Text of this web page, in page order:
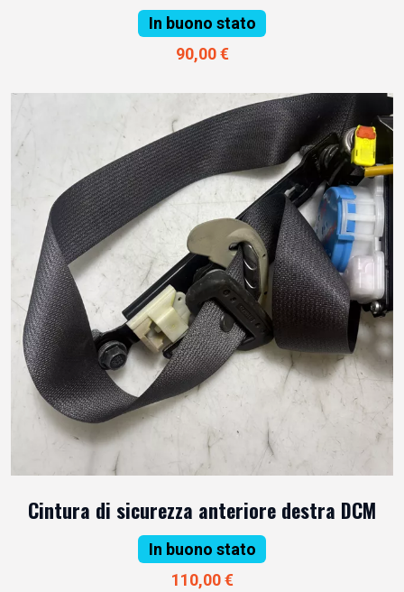
In buono stato
90,00 €
Cintura di sicurezza anteriore destra DCM
In buono stato
110,00 €